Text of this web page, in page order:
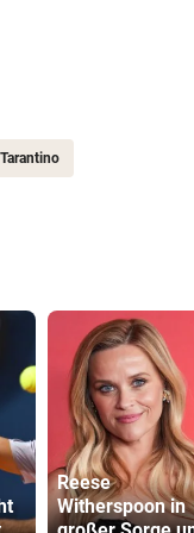
Reese
Witherspoon in